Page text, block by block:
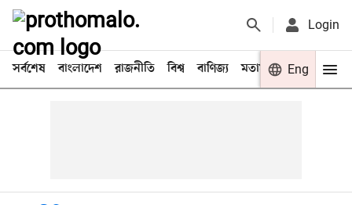
Login
সর্বশেষ বাংলাদেশ রাজনীতি বিশ্ব বাণিজ্য মতামত খেলা
Eng